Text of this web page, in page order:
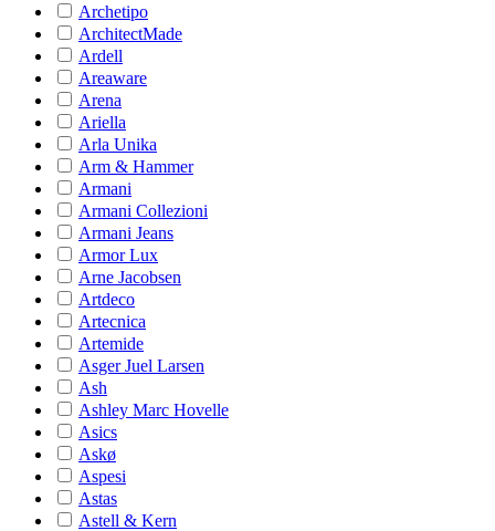
Archetipo
ArchitectMade
Ardell
Areaware
Arena
Ariella
Arla Unika
Arm & Hammer
Armani
Armani Collezioni
Armani Jeans
Armor Lux
Arne Jacobsen
Artdeco
Artecnica
Artemide
Asger Juel Larsen
Ash
Ashley Marc Hovelle
Asics
Askø
Aspesi
Astas
Astell & Kern